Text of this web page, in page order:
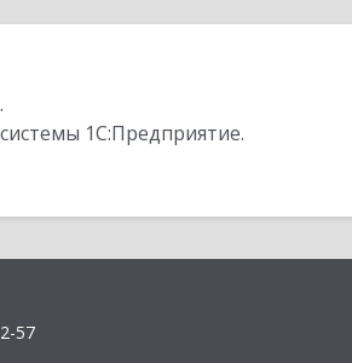
1С:Предприятие.
57